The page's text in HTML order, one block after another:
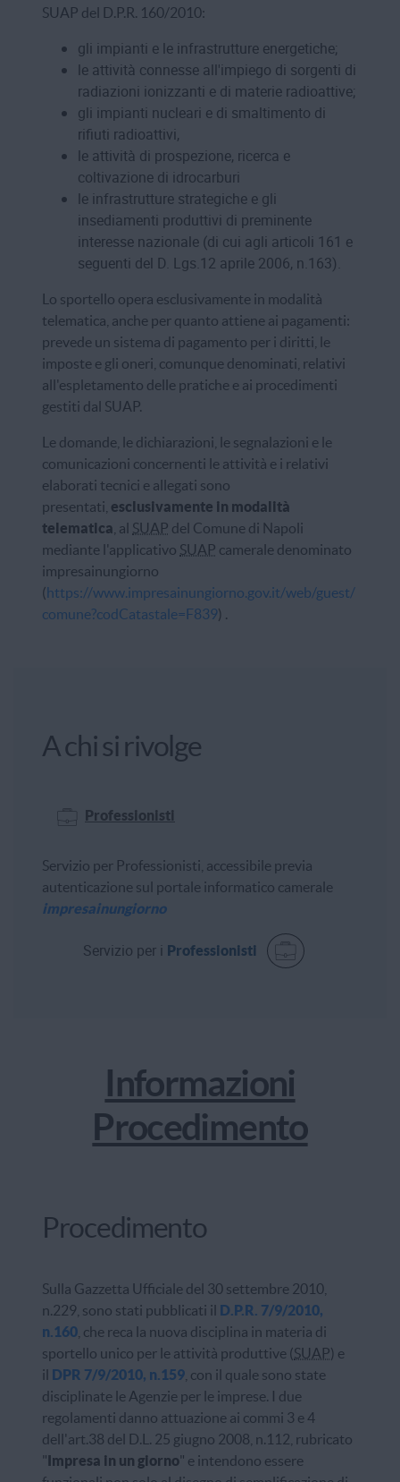
SUAP del D.P.R. 160/2010:
gli impianti e le infrastrutture energetiche;
le attività connesse all'impiego di sorgenti di
radiazioni ionizzanti e di materie radioattive;
gli impianti nucleari e di smaltimento di
rifiuti radioattivi,
le attività di prospezione, ricerca e
coltivazione di idrocarburi
le infrastrutture strategiche e gli
insediamenti produttivi di preminente
interesse nazionale (di cui agli articoli 161 e
seguenti del D. Lgs.12 aprile 2006, n.163).
Lo sportello opera esclusivamente in modalità
telematica, anche per quanto attiene ai pagamenti:
prevede un sistema di pagamento per i diritti, le
imposte e gli oneri, comunque denominati, relativi
all'espletamento delle pratiche e ai procedimenti
gestiti dal SUAP.
Le domande, le dichiarazioni, le segnalazioni e le
comunicazioni concernenti le attività e i relativi
elaborati tecnici e allegati sono
presentati, esclusivamente in modalità
telematica , al SUAP del Comune di Napoli
mediante l'applicativo SUAP camerale denominato
impresainungiorno
(https://www.impresainungiorno.gov.it/web/guest/
comune?codCatastale=F839) .
A chi si rivolge
Professionisti
Servizio per Professionisti, accessibile previa
autenticazione sul portale informatico camerale
impresainungiorno
Servizio per i Professionisti
Informazioni
Procedimento
Procedimento
Sulla Gazzetta Ufficiale del 30 settembre 2010,
n.229, sono stati pubblicati il D.P.R. 7/9/2010,
n.160 , che reca la nuova disciplina in materia di
sportello unico per le attività produttive (SUAP) e
il DPR 7/9/2010, n.159 , con il quale sono state
disciplinate le Agenzie per le imprese. I due
regolamenti danno attuazione ai commi 3 e 4
dell'art.38 del D.L. 25 giugno 2008, n.112, rubricato
"Impresa in un giorno" e intendono essere